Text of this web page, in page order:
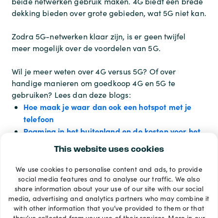
This website uses cookies
We use cookies to personalise content and ads, to provide
social media features and to analyse our traffic. We also
share information about your use of our site with our social
media, advertising and analytics partners who may combine it
with other information that you’ve provided to them or that
dekking bieden over grote gebieden, wat 5G niet kan.
Zodra 5G-netwerken klaar zijn, is er geen twijfel
meer mogelijk over de voordelen van 5G.
Wil je meer weten over 4G versus 5G? Of over
handige manieren om goedkoop 4G en 5G te
gebruiken? Lees dan deze blogs:
Hoe maak je waar dan ook een hotspot met je
telefoon
Roaming in het buitenland en de kosten voor het
gebruik van je mobiele telefoon
Betaalmethoden